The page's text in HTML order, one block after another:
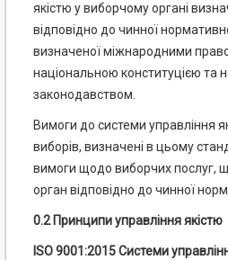
якістю у виборчому органі
відповідно до чинної
визначеної міжнародними
національною конституцією та
законодавством.
Вимоги до системи управління
виборів, визначені в цьому
вимоги щодо виборчих послуг,
орган відповідно до чинної
0.2 Принципи управління якістю
ISO 9001:2015 Системи